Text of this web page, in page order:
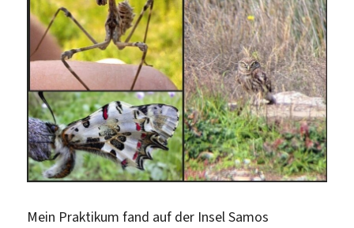
Athen,
Mein Praktikum fand auf der Insel Samos